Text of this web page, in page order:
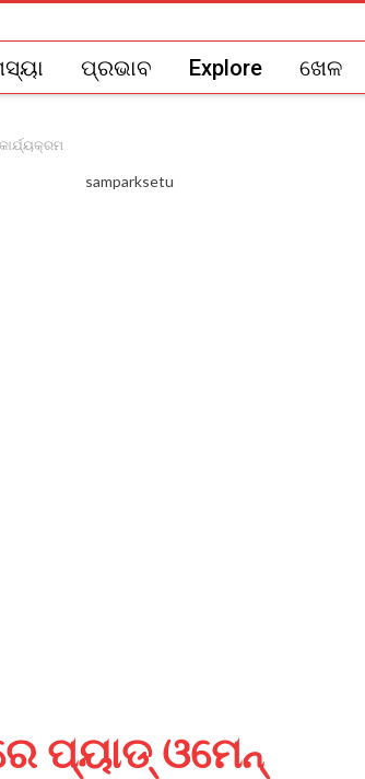
ପ୍ରଭାବ Explore ଖେଳ
ପ୍ୟାଡ୍ ଓମେନ୍